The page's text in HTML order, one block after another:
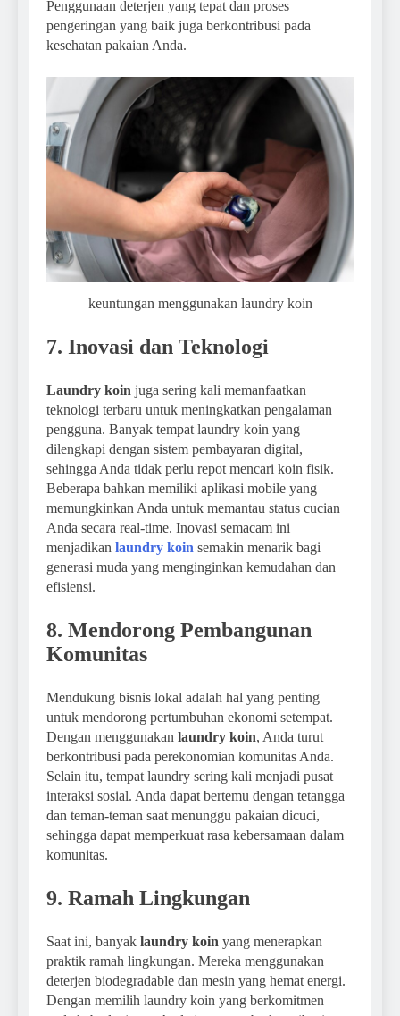
Penggunaan deterjen yang tepat dan proses
pengeringan yang baik juga berkontribusi pada
kesehatan pakaian Anda.
keuntungan menggunakan laundry koin
7. Inovasi dan Teknologi
Laundry koin juga sering kali memanfaatkan
teknologi terbaru untuk meningkatkan pengalaman
pengguna. Banyak tempat laundry koin yang
dilengkapi dengan sistem pembayaran digital,
sehingga Anda tidak perlu repot mencari koin fisik.
Beberapa bahkan memiliki aplikasi mobile yang
memungkinkan Anda untuk memantau status cucian
Anda secara real-time. Inovasi semacam ini
menjadikan laundry koin semakin menarik bagi
generasi muda yang menginginkan kemudahan dan
efisiensi.
8. Mendorong Pembangunan
Komunitas
Mendukung bisnis lokal adalah hal yang penting
untuk mendorong pertumbuhan ekonomi setempat.
Dengan menggunakan laundry koin, Anda turut
berkontribusi pada perekonomian komunitas Anda.
Selain itu, tempat laundry sering kali menjadi pusat
interaksi sosial. Anda dapat bertemu dengan tetangga
dan teman-teman saat menunggu pakaian dicuci,
sehingga dapat memperkuat rasa kebersamaan dalam
komunitas.
9. Ramah Lingkungan
Saat ini, banyak laundry koin yang menerapkan
praktik ramah lingkungan. Mereka menggunakan
deterjen biodegradable dan mesin yang hemat energi.
Dengan memilih laundry koin yang berkomitmen